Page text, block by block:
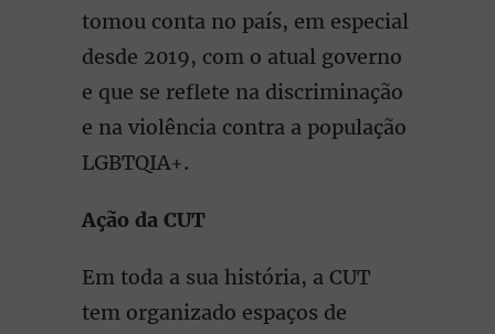
tomou conta no país, em especial
desde 2019, com o atual governo
e que se reflete na discriminação
e na violência contra a população
LGBTQIA+.
Ação da CUT
Em toda a sua história, a CUT
tem organizado espaços de